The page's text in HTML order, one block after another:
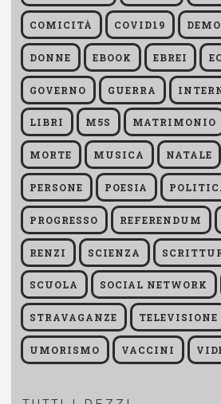
COMICITÀ COVID19
DONNE EBOOK EBREI
GOVERNO GUERRA
LIBRI M5S MATRIMONIO
MORTE MUSICA NATALE
PERSONE POESIA
PROGRESSO REFERENDUM
RENZI SCIENZA
SCUOLA SOCIAL NETWORK
STRAVAGANZE TELEVISIONE
UMORISMO VACCINI